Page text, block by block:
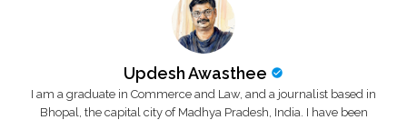
Updesh Awasthee
I am a graduate in Commerce and Law, and a journalist based in
Bhopal, the capital city of Madhya Pradesh, India. I have been